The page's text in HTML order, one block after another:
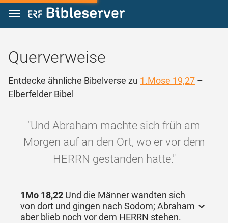
Zum Inhalt springen
Querverweise
Entdecke ähnliche Bibelverse zu 1.Mose 19,27 –
Elberfelder Bibel
"Und Abraham machte sich früh am
Morgen auf an den Ort, wo er vor dem
HERRN gestanden hatte."
1Mo 18,22 Und die Männer wandten sich
von dort und gingen nach Sodom; Abraham
aber blieb noch vor dem HERRN stehen.